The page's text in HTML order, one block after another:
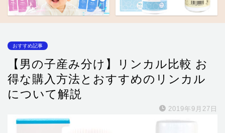
おすすめ記事
【男の子産み分け】リンカル比較 お
得な購入方法とおすすめのリンカル
について解説
2019年9月27日